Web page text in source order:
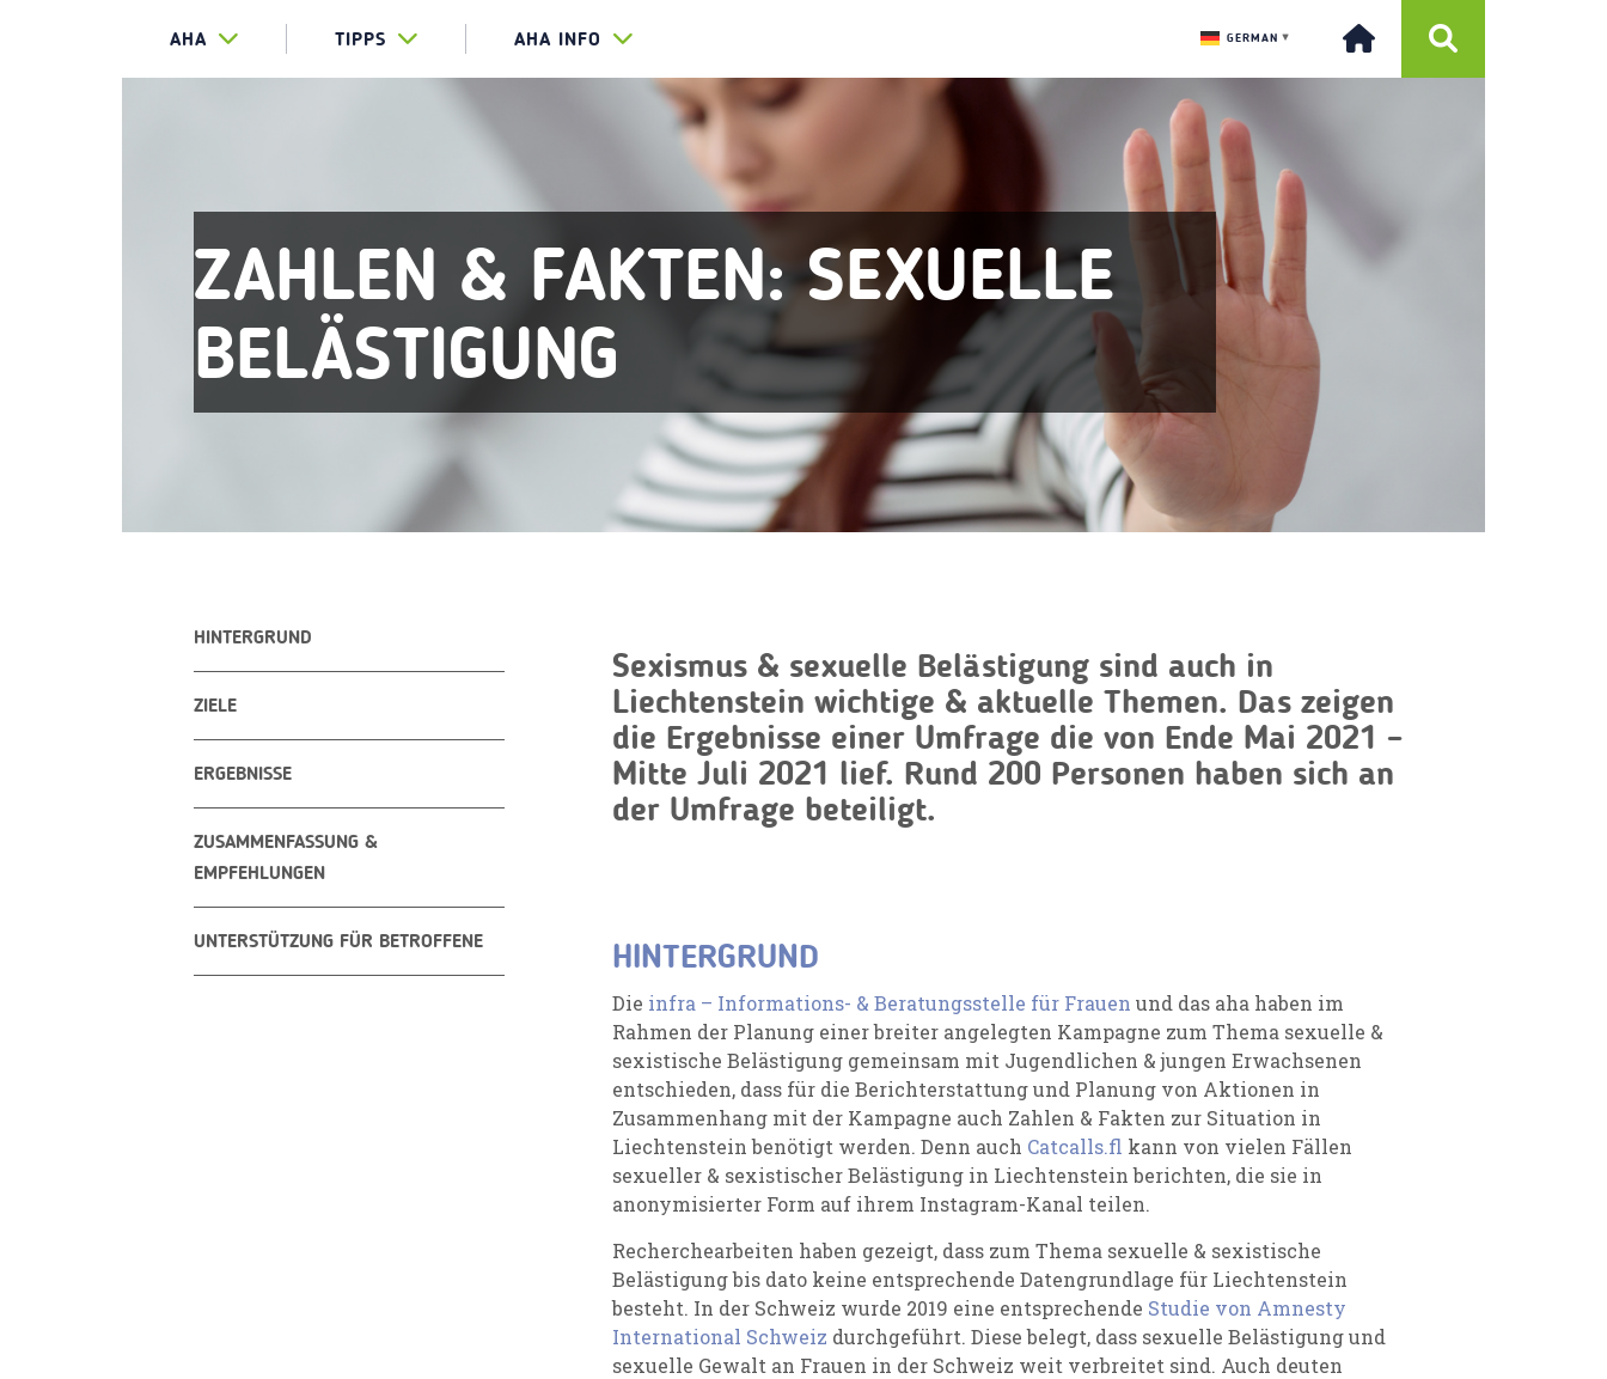
AHA TIPPS AHA INFO GERMAN ▼
ZAHLEN & FAKTEN: SEXUELLE
BELÄSTIGUNG
HINTERGRUND
ZIELE
ERGEBNISSE
ZUSAMMENFASSUNG &
EMPFEHLUNGEN
UNTERSTÜTZUNG FÜR BETROFFENE
Sexismus & sexuelle Belästigung sind auch in
Liechtenstein wichtige & aktuelle Themen. Das zeigen
die Ergebnisse einer Umfrage die von Ende Mai 2021 –
Mitte Juli 2021 lief. Rund 200 Personen haben sich an
der Umfrage beteiligt.
HINTERGRUND
Die infra – Informations- & Beratungsstelle für Frauen und das aha haben im
Rahmen der Planung einer breiter angelegten Kampagne zum Thema sexuelle &
sexistische Belästigung gemeinsam mit Jugendlichen & jungen Erwachsenen
entschieden, dass für die Berichterstattung und Planung von Aktionen in
Zusammenhang mit der Kampagne auch Zahlen & Fakten zur Situation in
Liechtenstein benötigt werden. Denn auch Catcalls.fl kann von vielen Fällen
sexueller & sexistischer Belästigung in Liechtenstein berichten, die sie in
anonymisierter Form auf ihrem Instagram-Kanal teilen.
Recherchearbeiten haben gezeigt, dass zum Thema sexuelle & sexistische
Belästigung bis dato keine entsprechende Datengrundlage für Liechtenstein
besteht. In der Schweiz wurde 2019 eine entsprechende Studie von Amnesty
International Schweiz durchgeführt. Diese belegt, dass sexuelle Belästigung und
sexuelle Gewalt an Frauen in der Schweiz weit verbreitet sind. Auch deuten